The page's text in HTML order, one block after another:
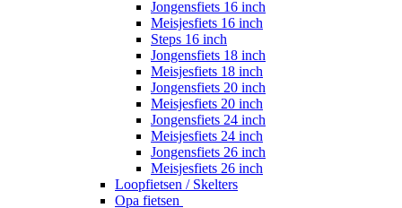
Jongensfiets 16 inch
Meisjesfiets 16 inch
Steps 16 inch
Jongensfiets 18 inch
Meisjesfiets 18 inch
Jongensfiets 20 inch
Meisjesfiets 20 inch
Jongensfiets 24 inch
Meisjesfiets 24 inch
Jongensfiets 26 inch
Meisjesfiets 26 inch
Loopfietsen / Skelters
Opa fietsen